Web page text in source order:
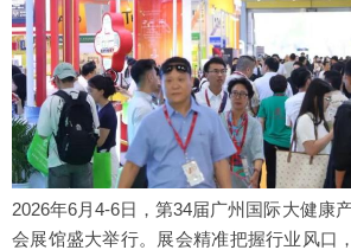
2026年6月4-6日，第34届广州国际大健康
会展馆盛大举行。展会精准把握行业风口